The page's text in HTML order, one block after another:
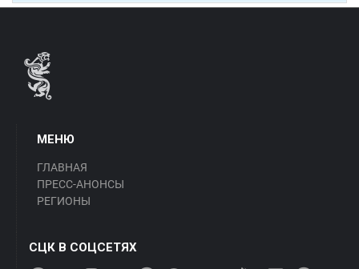
МЕНЮ
ГЛАВНАЯ
ПРЕСС-АНОНСЫ
РЕГИОНЫ
СЦК В СОЦСЕТЯХ